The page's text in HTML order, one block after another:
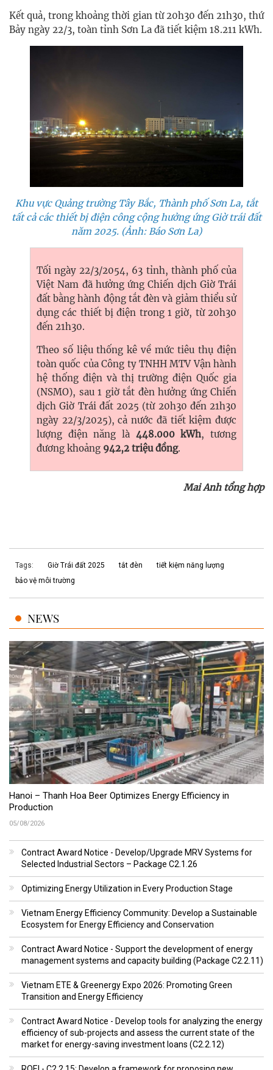
Kết quả, trong khoảng thời gian từ 20h30 đến 21h30, thứ
Bảy ngày 22/3, toàn tỉnh Sơn La đã tiết kiệm 18.211 kWh.
Khu vực Quảng trường Tây Bắc, Thành phố Sơn La, tắt
tất cả các thiết bị điện công cộng hưởng ứng Giờ trái đất
năm 2025. (Ảnh: Báo Sơn La)
Tối ngày 22/3/2054, 63 tỉnh, thành phố của
Việt Nam đã hưởng ứng Chiến dịch Giờ Trái
đất bằng hành động tắt đèn và giảm thiểu sử
dụng các thiết bị điện trong 1 giờ, từ 20h30
đến 21h30.
Theo số liệu thống kê về mức tiêu thụ điện
toàn quốc của Công ty TNHH MTV Vận hành
hệ thống điện và thị trường điện Quốc gia
(NSMO), sau 1 giờ tắt đèn hưởng ứng Chiến
dịch Giờ Trái đất 2025 (từ 20h30 đến 21h30
ngày 22/3/2025), cả nước đã tiết kiệm được
lượng điện năng là 448.000 kWh, tương
đương khoảng 942,2 triệu đồng.
Mai Anh tổng hợp
Tags: Giờ Trái đất 2025 tắt đèn
tiết kiệm năng lượng
bảo vệ môi trường
NEWS
Hanoi – Thanh Hoa Beer Optimizes Energy Efficiency in
Production
05/08/2026
Contract Award Notice - Develop/Upgrade MRV Systems for
Selected Industrial Sectors – Package C2.1.26
Optimizing Energy Utilization in Every Production Stage
Vietnam Energy Efficiency Community: Develop a Sustainable
Ecosystem for Energy Efficiency and Conservation
Contract Award Notice - Support the development of energy
management systems and capacity building (Package C2.2.11)
Vietnam ETE & Greenergy Expo 2026: Promoting Green
Transition and Energy Efficiency
Contract Award Notice - Develop tools for analyzing the energy
efficiency of sub-projects and assess the current state of the
market for energy-saving investment loans (C2.2.12)